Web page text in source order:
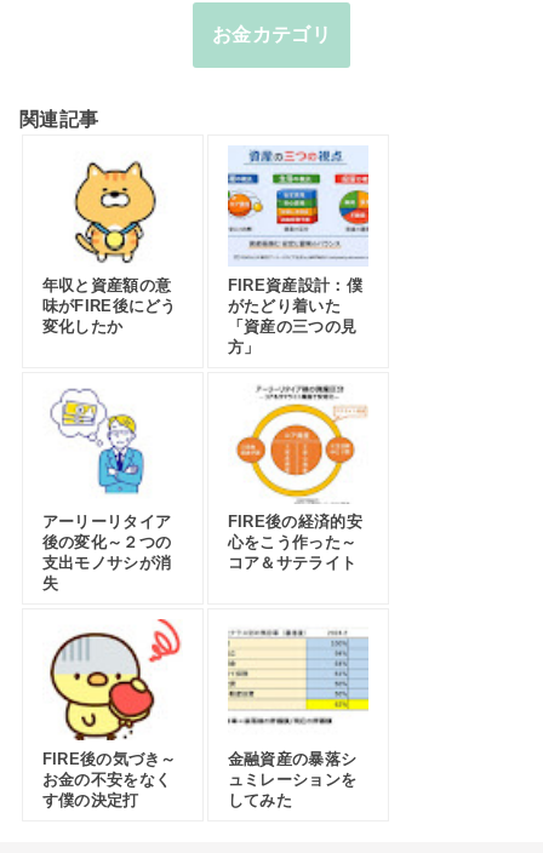
お金カテゴリ
関連記事
年収と資産額の意
味がFIRE後にどう
変化したか
FIRE資産設計：僕
がたどり着いた
「資産の三つの見
方」
アーリーリタイア
後の変化～２つの
支出モノサシが消
失
FIRE後の経済的安
心をこう作った～
コア＆サテライト
FIRE後の気づき～
お金の不安をなく
す僕の決定打
金融資産の暴落シ
ュミレーションを
してみた